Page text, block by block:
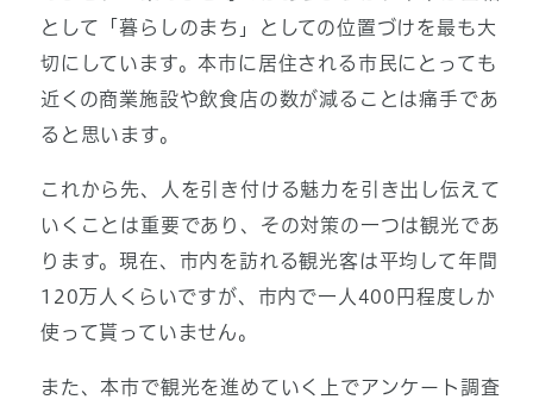
として「暮らしのまち」としての位置づけを最も大
切にしています。本市に居住される市民にとっても
近くの商業施設や飲食店の数が減ることは痛手であ
ると思います。
これから先、人を引き付ける魅力を引き出し伝えて
いくことは重要であり、その対策の一つは観光であ
ります。現在、市内を訪れる観光客は平均して年間
120万人くらいですが、市内で一人400円程度しか
使って貰っていません。
また、本市で観光を進めていく上でアンケート調査